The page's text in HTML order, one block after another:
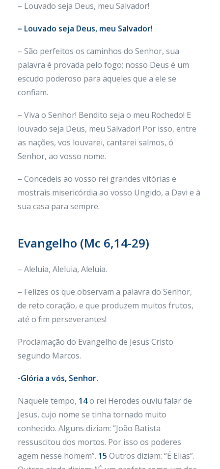
– Louvado seja Deus, meu Salvador!
– Louvado seja Deus, meu Salvador!
– São perfeitos os caminhos do Senhor, sua
palavra é provada pelo fogo; nosso Deus é um
escudo poderoso para aqueles que a ele se
confiam.
– Viva o Senhor! Bendito seja o meu Rochedo! E
louvado seja Deus, meu Salvador! Por isso, entre
as nações, vos louvarei, cantarei salmos, ó
Senhor, ao vosso nome.
– Concedeis ao vosso rei grandes vitórias e
mostrais misericórdia ao vosso Ungido, a Davi e à
sua casa para sempre.
Evangelho (Mc 6,14-29)
– Aleluia, Aleluia, Aleluia.
– Felizes os que observam a palavra do Senhor,
de reto coração, e que produzem muitos frutos,
até o fim perseverantes!
Proclamação do Evangelho de Jesus Cristo
segundo Marcos.
-Glória a vós, Senhor.
Naquele tempo, 14o rei Herodes ouviu falar de
Jesus, cujo nome se tinha tornado muito
conhecido. Alguns diziam: “João Batista
ressuscitou dos mortos. Por isso os poderes
agem nesse homem”. 15 Outros diziam: “É Elias”.